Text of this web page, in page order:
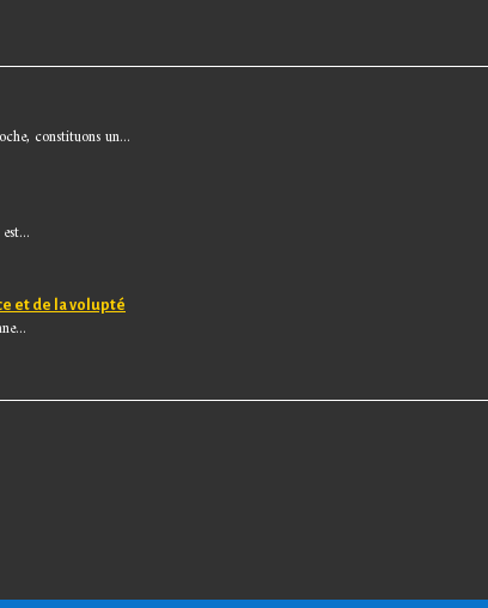
constituons un...
et de la volupté